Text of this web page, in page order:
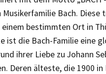
Bach. Diese
bestimmten Ort in
ist die Bach-Familie eine
ihrer Liebe zu Johann
Deren älteste, die 1900